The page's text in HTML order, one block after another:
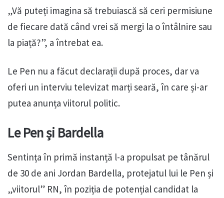
„Vă puteți imagina să trebuiască să ceri permisiune
de fiecare dată când vrei să mergi la o întâlnire sau
la piață?”, a întrebat ea.
Le Pen nu a făcut declarații după proces, dar va
oferi un interviu televizat marți seară, în care și-ar
putea anunța viitorul politic.
Le Pen și Bardella
Sentința în primă instanță l-a propulsat pe tânărul
de 30 de ani Jordan Bardella, protejatul lui le Pen și
„viitorul” RN, în poziția de potențial candidat la